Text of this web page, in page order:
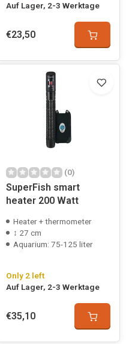
Auf Lager, 2-3 Werktage
€23,50
(0)
SuperFish smart
heater 200 Watt
Heater + thermometer
↕ 27 cm
Aquarium: 75-125 liter
Only 2 left
Auf Lager, 2-3 Werktage
€35,10